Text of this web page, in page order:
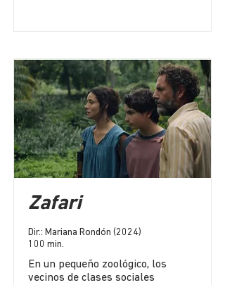
Zafari
Dir.: Mariana Rondón (2024)
100 min.
En un pequeño zoológico, los
vecinos de clases sociales